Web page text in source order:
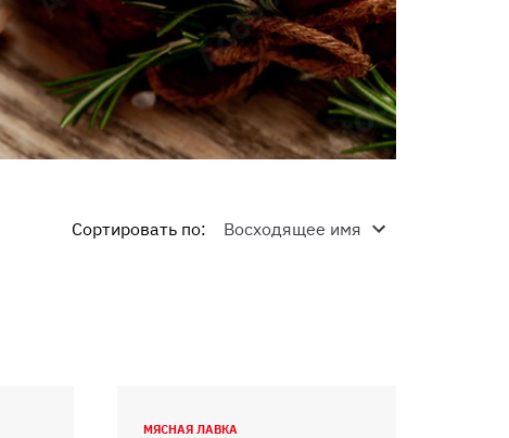
Сортировать по:
МЯСНАЯ ЛАВКА